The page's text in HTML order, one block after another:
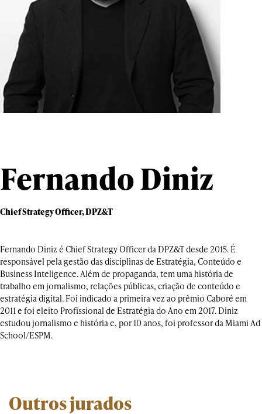
Fernando Diniz
Chief Strategy Officer, DPZ&T
Fernando Diniz é Chief Strategy Officer da DPZ&T desde 2015. É
responsável pela gestão das disciplinas de Estratégia, Conteúdo e
Business Inteligence. Além de propaganda, tem uma história de
trabalho em jornalismo, relações públicas, criação de conteúdo e
estratégia digital. Foi indicado a primeira vez ao prêmio Caboré em
2011 e foi eleito Profissional de Estratégia do Ano em 2017. Diniz
estudou jornalismo e história e, por 10 anos, foi professor da Miami Ad
School/ESPM.
Outros jurados